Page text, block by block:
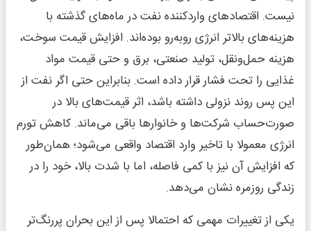
نیست. اقتصادهای واردکننده نفت در ماه‌های گذشته با
هزینه‌های بالاتر انرژی روبه‌رو بوده‌اند. افزایش قیمت سوخت،
هزینه حمل‌ونقل، تولید صنعتی، برق و حتی قیمت مواد
غذایی را تحت فشار قرار داده است. بنابراین حتی اگر نفت از
این پس روند نزولی داشته باشد، اثر قیمت‌های بالا در
صورت‌حساب شرکت‌ها و خانوارها باقی می‌ماند. کاهش تورم
انرژی معمولا با تاخیر وارد اقتصاد واقعی می‌شود؛ همان‌طور
که افزایش آن نیز با کمی فاصله، اما با شدت بالا، خود را در
زندگی روزمره نشان می‌دهد.
یکی از تغییرات مهمی که احتمالا پس از این بحران پررنگ‌تر